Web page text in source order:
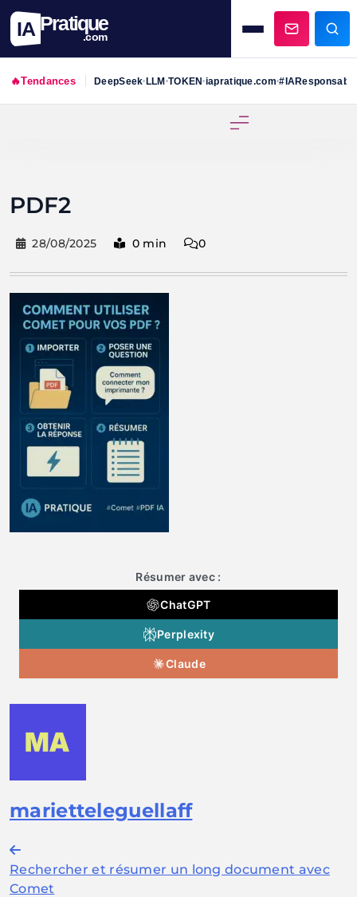
IA Pratique
.com
🔥Tendances DeepSeek•LLM•TOKEN•iapratique.com•#IAResponsable
PDF2
28/08/2025 0 min 0
Résumer avec :
ChatGPT
Perplexity
Claude
marietteleguellaff
Navigation
de
Rechercher et résumer un long document avec
Comet